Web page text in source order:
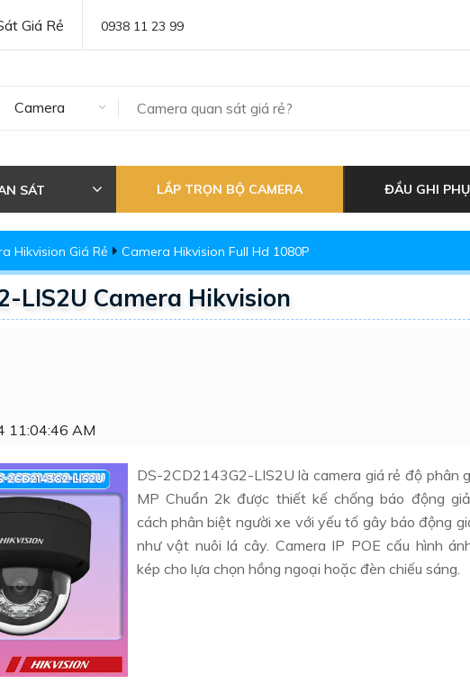
Giá Rẻ 0938 11 23 99
Camera
SÁT LẮP TRỌN BỘ CAMERA ĐẦU GHI
Hikvision Giá Rẻ Camera Hikvision Full Hd 1080P
LIS2U Camera Hikvision
11:04:46 AM
DS-2CD2143G2-LIS2U là camera giá rẻ độ phân
MP Chuẩn 2k được thiết kế chống báo động
cách phân biệt người xe với yếu tố gây báo động
như vật nuôi lá cây. Camera IP POE cấu hình
kép cho lựa chọn hồng ngoại hoặc đèn chiếu sáng.